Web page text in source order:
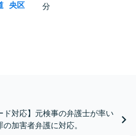
央区
分
ド対応】元検事の弁護士が率い
加害者弁護に対応。